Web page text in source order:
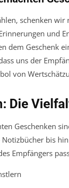
schenken
und
dem Geschenk
uns der
von
Die
Geschenken
bis
Empfängers